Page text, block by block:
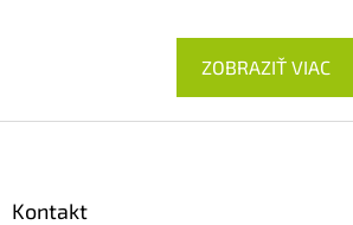
ZOBRAZIŤ VIAC
Kontakt